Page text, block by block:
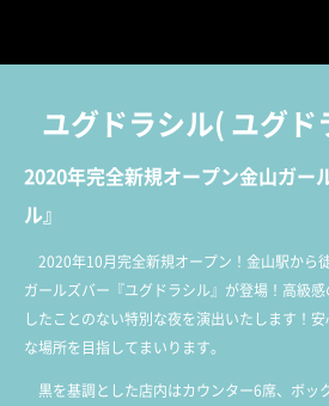
ユグドラシル( ユグド
2020年完全新規オープン金山ガー
ル』
2020年10月完全新規オープン！金山駅から
ガールズバー『ユグドラシル』が登場！高級
したことのない特別な夜を演出いたします！
な場所を目指してまいります。
黒を基調とした店内はカウンター6席、ボッ